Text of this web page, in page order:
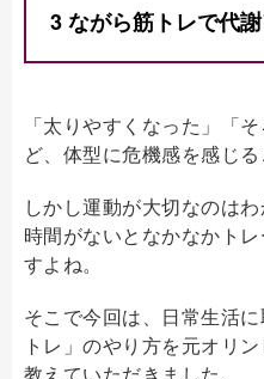
3ながら筋トレで代謝
「太りやすくなった」「
ど、体型に危機感を感じ
しかし運動が大切なのは
時間がないとなかなかト
すよね。
そこで今回は、日常生活
トレ」のやり方を元オリ